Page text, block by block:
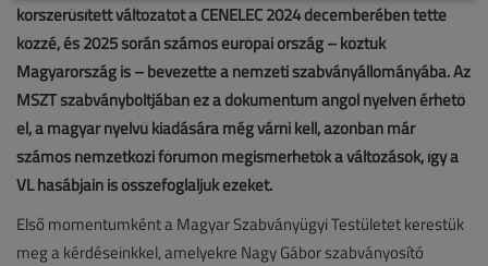
korszerűsített változatot a CENELEC 2024 decemberében tette
közzé, és 2025 során számos európai ország – köztük
Magyarország is – bevezette a nemzeti szabványállományába. Az
MSZT szabványboltjában ez a dokumentum angol nyelven érhető
el, a magyar nyelvű kiadására még várni kell, azonban már
számos nemzetközi fórumon megismerhetők a változások, így a
VL hasábjain is összefoglaljuk ezeket.
Első momentumként a Magyar Szabványügyi Testületet kerestük
meg a kérdéseinkkel, amelyekre Nagy Gábor szabványosító